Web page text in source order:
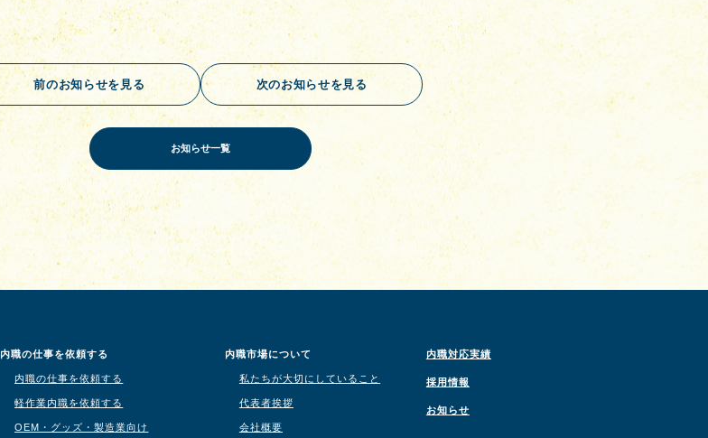
前のお知らせを見る 次のお知らせを見る
お知らせ一覧
内職の仕事を依頼する
内職の仕事を依頼する
軽作業内職を依頼する
OEM・グッズ・製造業向け
内職市場について
私たちが大切にしていること
代表者挨拶
会社概要
内職対応実績
採用情報
お知らせ